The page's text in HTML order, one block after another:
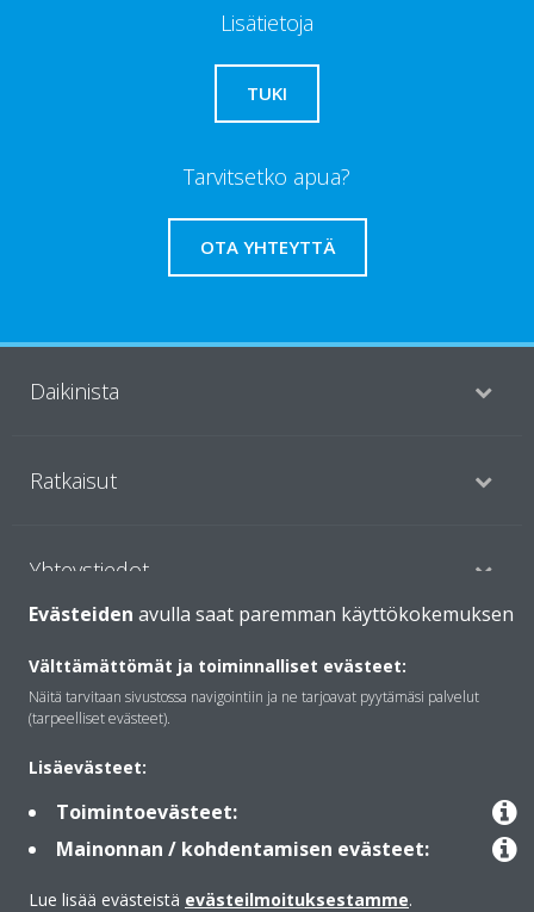
Lisätietoja
TUKI
Tarvitsetko apua?
OTA YHTEYTTÄ
Daikinista
Ratkaisut
Yhteystiedot
Lämpöpumput
Konsernin etiikka
Evästeiden avulla saat paremman käyttökokemuksen
Välttämättömät ja toiminnalliset evästeet:
Näitä tarvitaan sivustossa navigointiin ja ne tarjoavat pyytämäsi palvelut
(tarpeelliset evästeet).
Lisäevästeet:
Toimintoevästeet:
Mainonnan / kohdentamisen evästeet:
Lue lisää evästeistä evästeilmoituksestamme.